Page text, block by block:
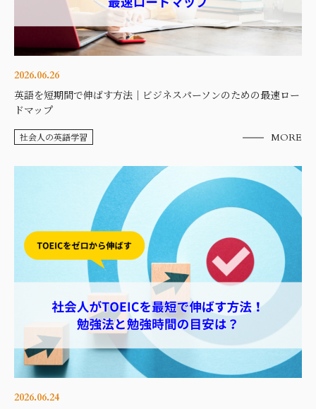
2026.06.26
英語を短期間で伸ばす方法｜ビジネスパーソンのための最速ロー
ドマップ
社会人の英語学習 MORE
2026.06.24